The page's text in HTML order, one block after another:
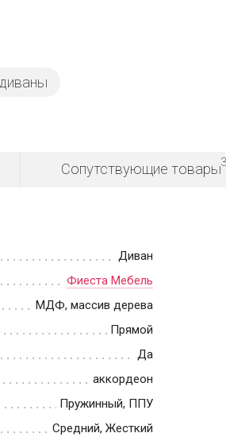
Сопутствующие товары3
Диван
Фиеста Мебель
МДФ, массив дерева
Прямой
Да
аккордеон
Пружинный, ППУ
Средний, Жесткий